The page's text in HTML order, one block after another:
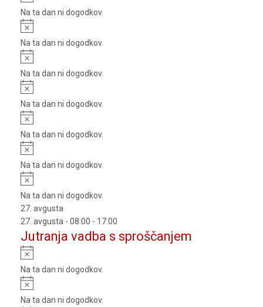
Na ta dan ni dogodkov.
Notice
Na ta dan ni dogodkov.
Notice
Na ta dan ni dogodkov.
Notice
Na ta dan ni dogodkov.
Notice
Na ta dan ni dogodkov.
Notice
Na ta dan ni dogodkov.
Notice
Na ta dan ni dogodkov.
27. avgusta
27. avgusta - 08:00 - 17:00
Jutranja vadba s sproščanjem
Notice
Na ta dan ni dogodkov.
Notice
Na ta dan ni dogodkov.